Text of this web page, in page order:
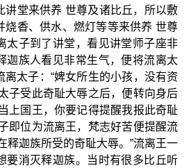
讲堂来供养 世尊及诸比丘，所以敷
烧香、供水、燃灯等等来供养 世尊
太子到了讲堂，看见讲堂师子座非
迦族人看见非常生气，便将流离太
太子：“婢女所生的小孩，没有资
子受此奇耻大辱之后，便转向身后
上国王，你要记得提醒我报此奇耻
即位为流离王，梵志好苦便提醒流
释迦族所受的奇耻大辱。”流离王一
要消灭释迦族。当时有很多比丘听